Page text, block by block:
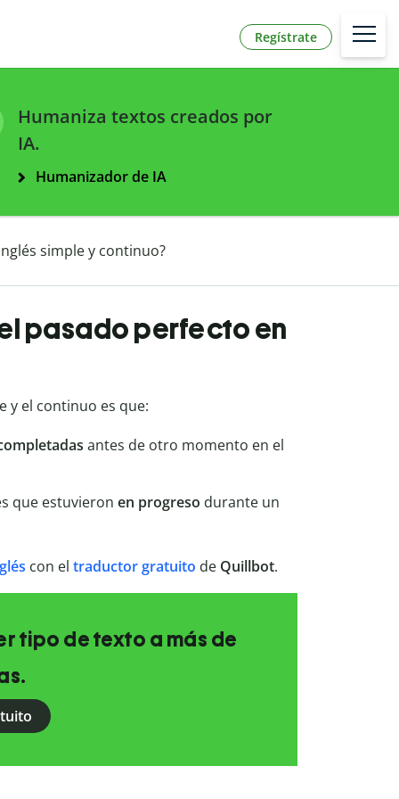
Regístrate
Humaniza textos creados por
IA.
Humanizador de IA
simple y continuo?
pasado perfecto en
y el continuo es que:
antes de otro momento en el
que estuvieron en progreso durante un
con el traductor gratuito de Quillbot.
tipo de texto a más de